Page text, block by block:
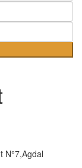
N°7,Agdal